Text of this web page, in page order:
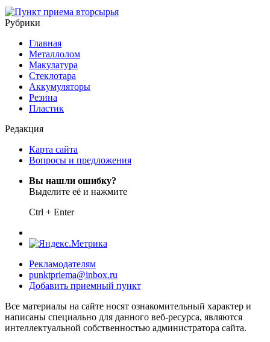
Рубрики
Главная
Металлолом
Макулатура
Стеклотара
Аккумуляторы
Резина
Пластик
Редакция
Карта сайта
Вопросы и предложения
Вы нашли ошибку?
Выделите её и нажмите
Ctrl + Enter
Рекламодателям
punktpriema@inbox.ru
Добавить приемный пункт
Все материалы на сайте носят ознакомительный характер и
написаны специально для данного веб-ресурса, являются
интеллектуальной собственностью администратора сайта.